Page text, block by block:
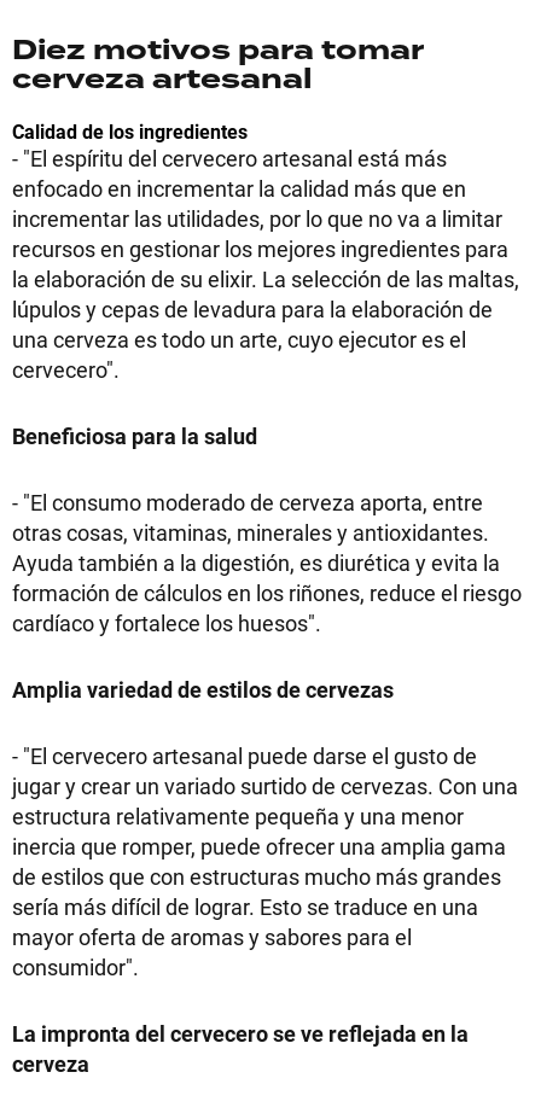
Diez motivos para tomar
cerveza artesanal
Calidad de los ingredientes
- "El espíritu del cervecero artesanal está más
enfocado en incrementar la calidad más que en
incrementar las utilidades, por lo que no va a limitar
recursos en gestionar los mejores ingredientes para
la elaboración de su elixir. La selección de las maltas,
lúpulos y cepas de levadura para la elaboración de
una cerveza es todo un arte, cuyo ejecutor es el
cervecero".
Beneficiosa para la salud
- "El consumo moderado de cerveza aporta, entre
otras cosas, vitaminas, minerales y antioxidantes.
Ayuda también a la digestión, es diurética y evita la
formación de cálculos en los riñones, reduce el riesgo
cardíaco y fortalece los huesos".
Amplia variedad de estilos de cervezas
- "El cervecero artesanal puede darse el gusto de
jugar y crear un variado surtido de cervezas. Con una
estructura relativamente pequeña y una menor
inercia que romper, puede ofrecer una amplia gama
de estilos que con estructuras mucho más grandes
sería más difícil de lograr. Esto se traduce en una
mayor oferta de aromas y sabores para el
consumidor".
La impronta del cervecero se ve reflejada en la
cerveza